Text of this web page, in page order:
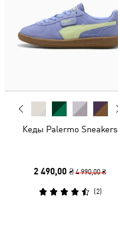
Кеды Palermo Sneakers
2 490,00 ₴ 4 990,00 ₴
(2)